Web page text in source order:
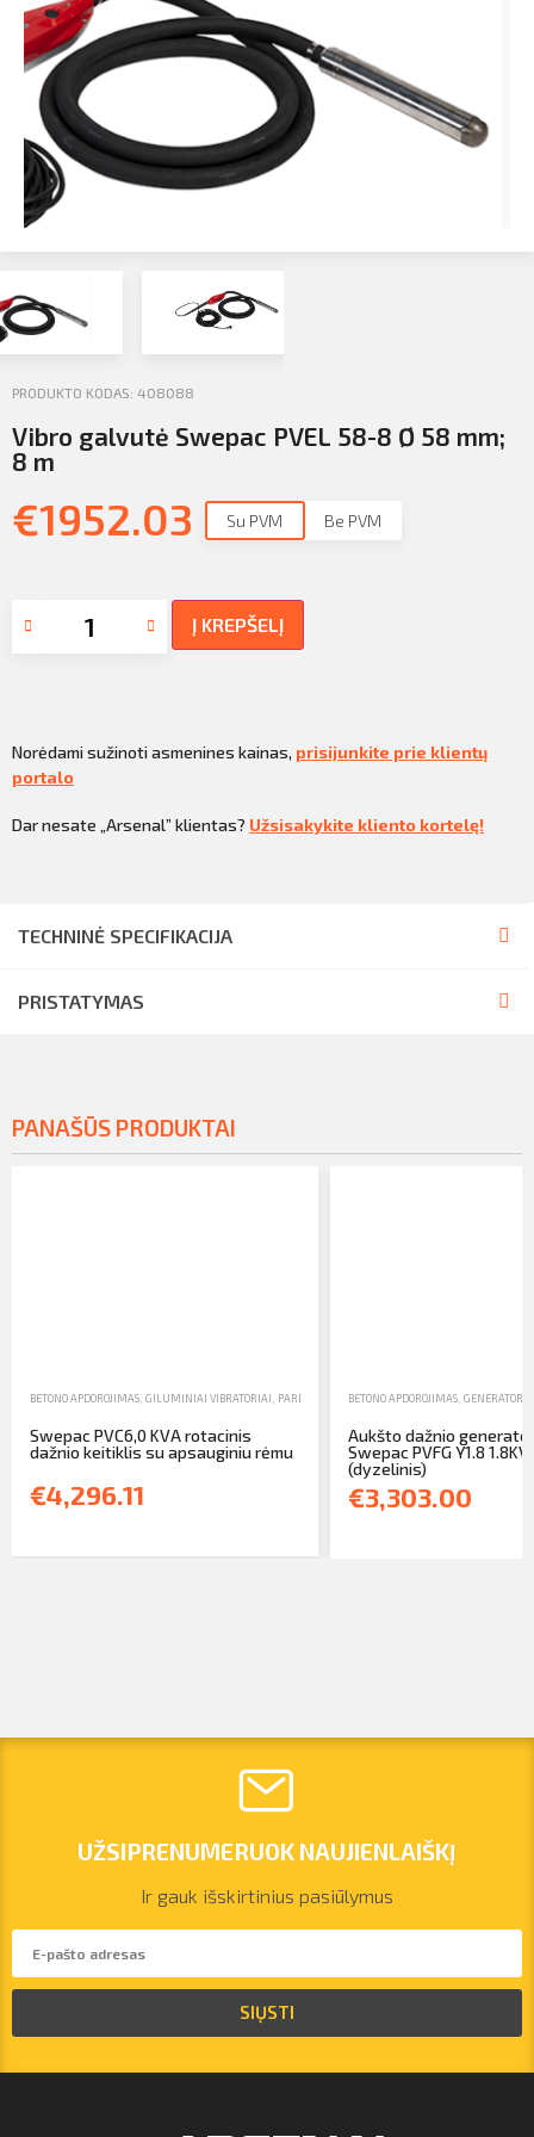
vilnius@arsenalrent.com
Kontaktai
Atsijungti
SIŲSTI
PRODUKTO KODAS: 408088
Vibro galvutė Swepac PVEL 58-8 Ø 58 mm;
8 m
€1952.03 Su PVM Be PVM
Į KREPŠELĮ
Norėdami sužinoti asmenines kainas, prisijunkite prie klientų
portalo
Dar nesate „Arsenal” klientas? Užsisakykite kliento kortelę!
TECHNINĖ SPECIFIKACIJA
PRISTATYMAS
PANAŠŪS PRODUKTAI
BETONO APDOROJIMAS GILUMINIAI VIBRATORIAI PARDAVIMAS
Swepac PVC6,0 KVA rotacinis
dažnio keitiklis su apsauginiu rėmu
€4,296.11
BETONO APDOROJIMAS,
Aukšto dažnio
Swepac PVFG Y1.8
(dyzelinis)
€3,303.00
UŽSIPRENUMERUOK NAUJIENLAIŠKĮ
Ir gauk išskirtinius pasiūlymus
SIŲSTI